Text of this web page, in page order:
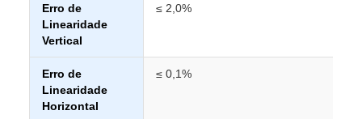
Erro de
Linearidade
Vertical
≤ 2,0%
Erro de
Linearidade
Horizontal
≤ 0,1%